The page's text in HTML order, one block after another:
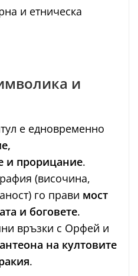
и етническа
и
е едновременно
и прорицание.
(височина,
го прави мост
и боговете.
връзки с Орфей и
на култовите
.